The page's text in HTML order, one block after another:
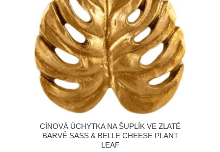
CÍNOVÁ ÚCHYTKA NA ŠUPLÍK VE ZLATÉ
BARVĚ SASS & BELLE CHEESE PLANT
LEAF